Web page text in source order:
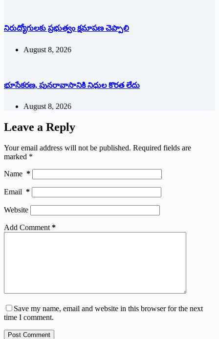
నిరుద్యోగులకు ప్రభుత్వం క్షమాపణ చెప్పాలి
August 8, 2026
భూసేకరణ, పునరావాసానికి నిధుల కొరత లేదు
August 8, 2026
Leave a Reply
Your email address will not be published. Required fields are
marked *
Name *
Email *
Website
Add Comment *
Save my name, email and website in this browser for the next
time I comment.
Post Comment